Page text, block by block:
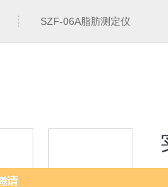
SZF-06A脂肪测定仪